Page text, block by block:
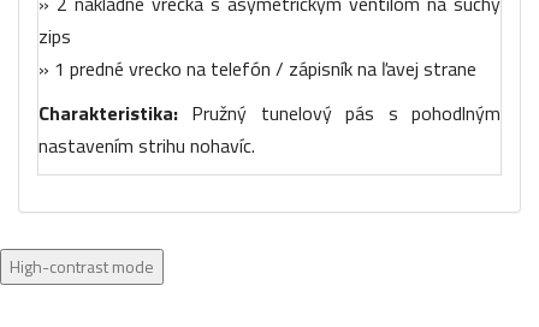
zips
» 1 predné vrecko na telefón / zápisník na ľavej strane
Charakteristika: Pružný tunelový pás s pohodlným
nastavením strihu nohavíc.
High-contrast mode